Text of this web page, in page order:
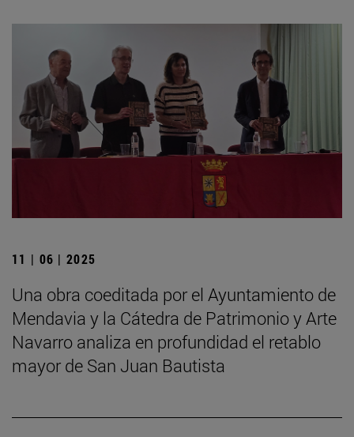
11 | 06 | 2025
Una obra coeditada por el Ayuntamiento de
Mendavia y la Cátedra de Patrimonio y Arte
Navarro analiza en profundidad el retablo
mayor de San Juan Bautista